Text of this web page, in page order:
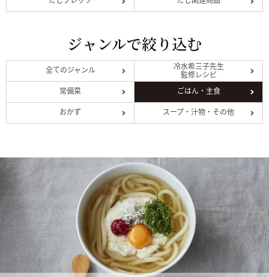
ジャンルで絞り込む
全てのジャンル
冷水希三子先生
監修レシピ
常備菜
ごはん・主食
おかず スープ・汁物・その他